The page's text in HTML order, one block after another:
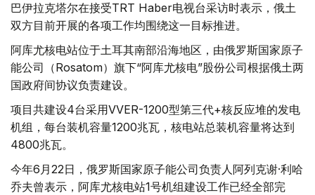
巴伊拉克塔尔在接受TRT Haber电视台采访时表示，俄土
双方目前开展的各项工作均围绕这一目标推进。
阿库尤核电站位于土耳其南部沿海地区，由俄罗斯国家原子
能公司（Rosatom）旗下“阿库尤核电”股份公司根据俄土两
国政府间协议负责建设。
项目共建设4台采用VVER-1200型第三代+核反应堆的发电
机组，每台装机容量1200兆瓦，核电站总装机容量将达到
4800兆瓦。
今年6月22日，俄罗斯国家原子能公司负责人阿列克谢·利哈
乔夫曾表示，阿库尤核电站1号机组建设工作已经全部完